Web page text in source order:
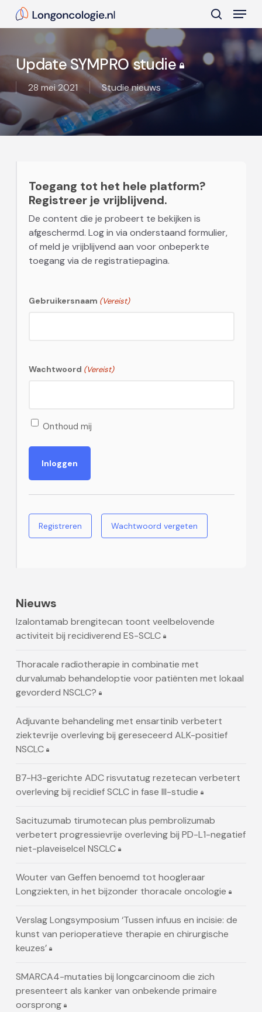
search
Menu
Update SYMPRO studie
28 mei 2021 Studie nieuws
Toegang tot het hele platform?
Registreer je vrijblijvend.
De content die je probeert te bekijken is
afgeschermd. Log in via onderstaand formulier,
of meld je vrijblijvend aan voor onbeperkte
toegang via de registratiepagina.
Gebruikersnaam (Vereist)
Wachtwoord (Vereist)
Onthoud mij
Registreren Wachtwoord vergeten
Nieuws
Izalontamab brengitecan toont veelbelovende
activiteit bij recidiverend ES-SCLC
Thoracale radiotherapie in combinatie met
durvalumab behandeloptie voor patiënten met lokaal
gevorderd NSCLC?
Adjuvante behandeling met ensartinib verbetert
ziektevrije overleving bij gereseceerd ALK-positief
NSCLC
B7-H3-gerichte ADC risvutatug rezetecan verbetert
overleving bij recidief SCLC in fase III-studie
Sacituzumab tirumotecan plus pembrolizumab
verbetert progressievrije overleving bij PD-L1-negatief
niet-plaveiselcel NSCLC
Wouter van Geffen benoemd tot hoogleraar
Longziekten, in het bijzonder thoracale oncologie
Verslag Longsymposium ‘Tussen infuus en incisie: de
kunst van perioperatieve therapie en chirurgische
keuzes’
SMARCA4-mutaties bij longcarcinoom die zich
presenteert als kanker van onbekende primaire
oorsprong
Menu